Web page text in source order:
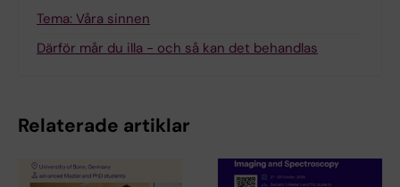
Tema: Våra sinnen
Därför mår du illa - och så kan det behandlas
Relaterade artiklar